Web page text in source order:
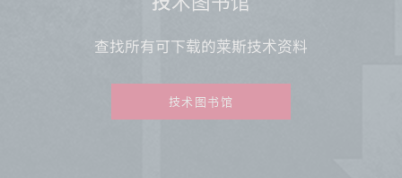
查找所有可下载的莱斯技术资料
技术图书馆